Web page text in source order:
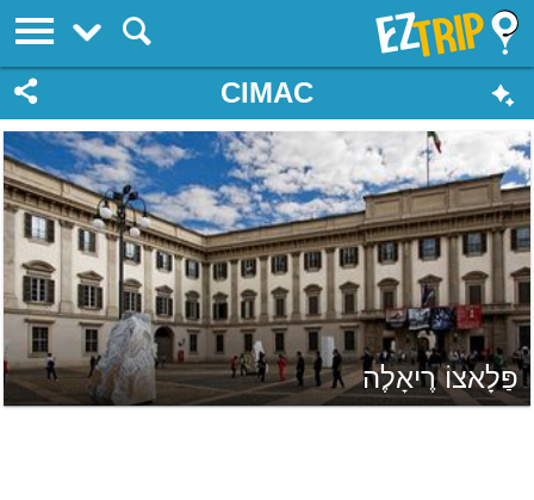
EZTrip
CIMAC
פַּלָאצוֹ רֶיאָלֶה